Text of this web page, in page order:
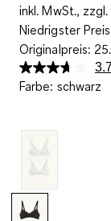
inkl. MwSt., zzgl.
Niedrigster
Originalpreis:
Farbe: schwarz